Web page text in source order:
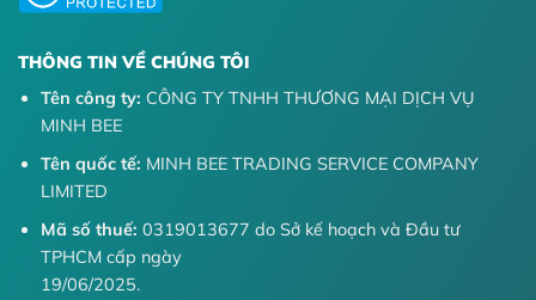
THÔNG TIN VỀ CHÚNG TÔI
Tên công ty: CÔNG TY TNHH THƯƠNG MẠI DỊCH VỤ
MINH BEE
Tên quốc tế: MINH BEE TRADING SERVICE COMPANY
LIMITED
Mã số thuế: 0319013677 do Sở kế hoạch và Đầu tư
TPHCM cấp ngày
19/06/2025.